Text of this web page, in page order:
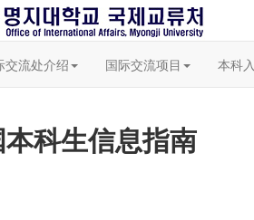
交流处介绍 国际交流项目 本科
科生信息指南